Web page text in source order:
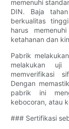
memenuhi
DIN. Baja
berkualitas
harus
ketahanan dan
Pabrik
melakukan
memverifikasi
Dengan
pabrik ini
kebocoran, atau
### Sertifikasi